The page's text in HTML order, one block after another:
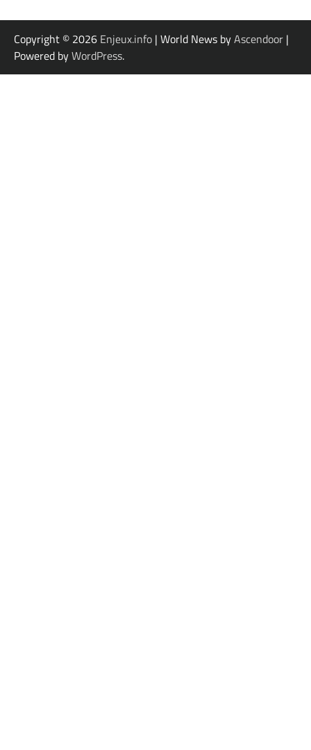
Copyright © 2026 Enjeux.info | World News byAscendoor |
Powered byWordPress.